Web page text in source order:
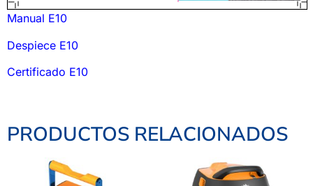
Manual E10
Despiece E10
Certificado E10
PRODUCTOS RELACIONADOS